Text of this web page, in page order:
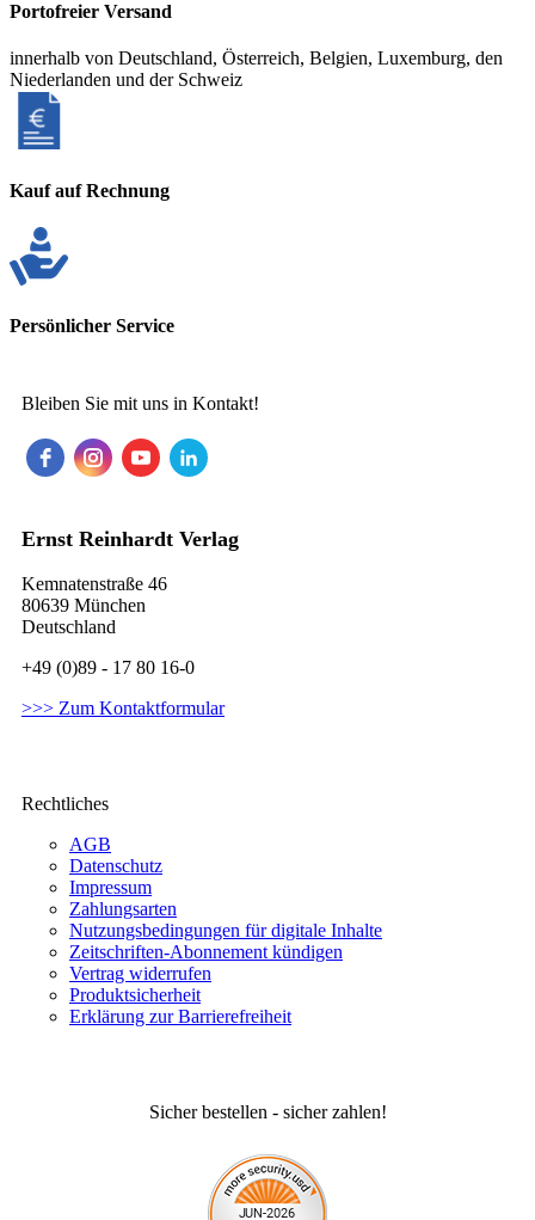
Portofreier Versand
innerhalb von Deutschland, Österreich, Belgien, Luxemburg, den
Niederlanden und der Schweiz
Kauf auf Rechnung
Persönlicher Service
Bleiben Sie mit uns in Kontakt!
Ernst Reinhardt Verlag
Kemnatenstraße 46
80639 München
Deutschland
+49 (0)89 - 17 80 16-0
>>> Zum Kontaktformular
Rechtliches
AGB
Datenschutz
Impressum
Zahlungsarten
Nutzungsbedingungen für digitale Inhalte
Zeitschriften-Abonnement kündigen
Vertrag widerrufen
Produktsicherheit
Erklärung zur Barrierefreiheit
Sicher bestellen - sicher zahlen!